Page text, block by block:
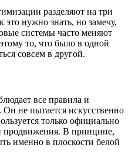
разделяют на три
это нужно знать, но замечу,
системы часто меняют
то, что было в одной
совсем в другой.
все правила и
не пытается искусственно
только официально
продвижения. В принципе,
именно в плоскости белой